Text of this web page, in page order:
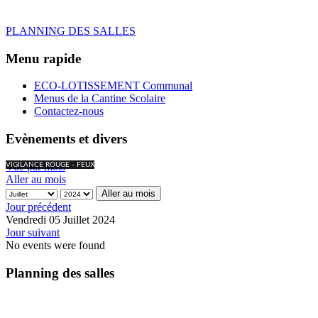
PLANNING DES SALLES
Menu rapide
ECO-LOTISSEMENT Communal
Menus de la Cantine Scolaire
Contactez-nous
Evènements et divers
VIGILANCE ROUGE - FEUX
Vue par mois
Aller au mois
Aller au mois
Jour précédent
Vendredi 05 Juillet 2024
Jour suivant
No events were found
Planning des salles